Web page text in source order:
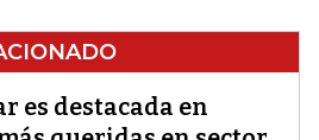
es destacada en